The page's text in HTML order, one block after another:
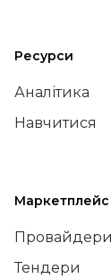
Ресурси
Аналітика
Навчитися
Маркетплейс
Провайдери
Тендери